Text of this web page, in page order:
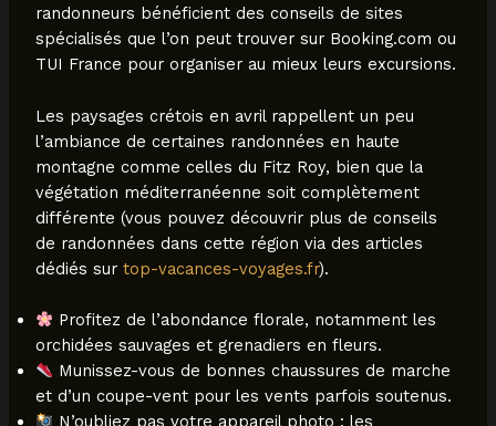
randonneurs bénéficient des conseils de sites
spécialisés que l’on peut trouver sur Booking.com ou
TUI France pour organiser au mieux leurs excursions.
Les paysages crétois en avril rappellent un peu
l’ambiance de certaines randonnées en haute
montagne comme celles du Fitz Roy, bien que la
végétation méditerranéenne soit complètement
différente (vous pouvez découvrir plus de conseils
de randonnées dans cette région via des articles
dédiés sur top-vacances-voyages.fr).
Profitez de l’abondance florale, notamment les
orchidées sauvages et grenadiers en fleurs.
Munissez-vous de bonnes chaussures de marche
et d’un coupe-vent pour les vents parfois soutenus.
N’oubliez pas votre appareil photo : les